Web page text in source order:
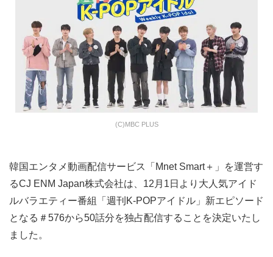
(C)MBC PLUS
韓国エンタメ動画配信サービス「Mnet Smart＋」を運営す
るCJ ENM Japan株式会社は、12月1日より大人気アイド
ルバラエティー番組「週刊K-POPアイドル」新エピソード
となる＃576から50話分を独占配信することを決定いたし
ました。